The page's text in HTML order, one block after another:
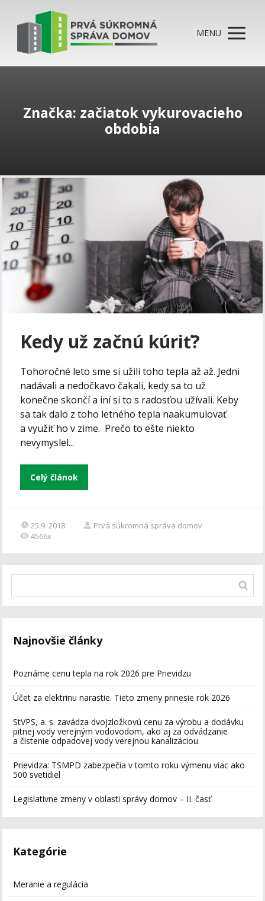
MENU
Značka: začiatok vykurovacieho
obdobia
Kedy už začnú kúriť?
Tohoročné leto sme si užili toho tepla až až. Jedni
nadávali a nedočkavo čakali, kedy sa to už
konečne skončí a iní si to s radosťou užívali. Keby
sa tak dalo z toho letného tepla naakumulovať
a využiť ho v zime. Prečo to ešte niekto
nevymyslel...
Celý článok
25.9. 2018
Prvá súkromná správa domov
4566x
Najnovšie články
Poznáme cenu tepla na rok 2026 pre Prievidzu
Účet za elektrinu narastie. Tieto zmeny prinesie rok 2026
StVPS, a. s. zavádza dvojzložkovú cenu za výrobu a dodávku
pitnej vody verejným vodovodom, ako aj za odvádzanie
a čistenie odpadovej vody verejnou kanalizáciou
Prievidza: TSMPD zabezpečia v tomto roku výmenu viac ako
500 svetidiel
Legislatívne zmeny v oblasti správy domov – II. časť
Kategórie
Meranie a regulácia